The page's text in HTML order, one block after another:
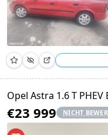
Opel Astra 1.6 T PHEV
€23 999 NICHT